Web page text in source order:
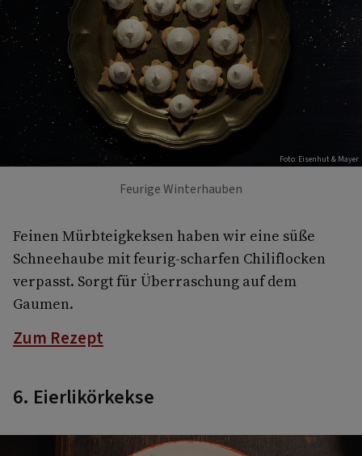
Foto: Eisenhut & Mayer
Feurige Winterhauben
Feinen Mürbteigkeksen haben wir eine süße
Schneehaube mit feurig-scharfen Chiliflocken
verpasst. Sorgt für Überraschung auf dem
Gaumen.
Zum Rezept
6. Eierlikörkekse